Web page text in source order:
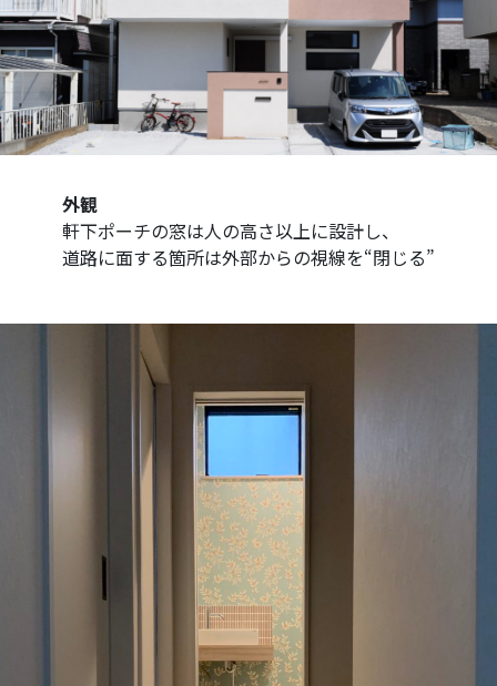
外観
軒下ポーチの窓は人の高さ以上に設計し、
道路に面する箇所は外部からの視線を“閉じる”